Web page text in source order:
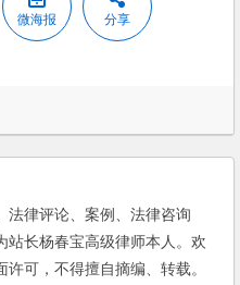
微海报 分享
法律评论、案例、法律咨询
站长杨春宝高级律师本人。欢
可，不得擅自摘编、转载。